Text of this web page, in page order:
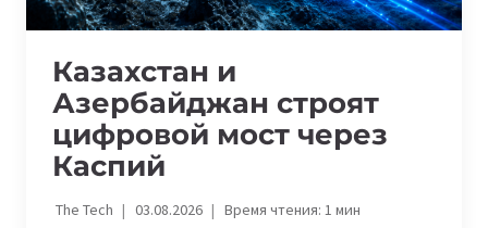
Казахстан и
Азербайджан строят
цифровой мост через
Каспий
The Tech 03.08.2026 Время чтения: 1мин